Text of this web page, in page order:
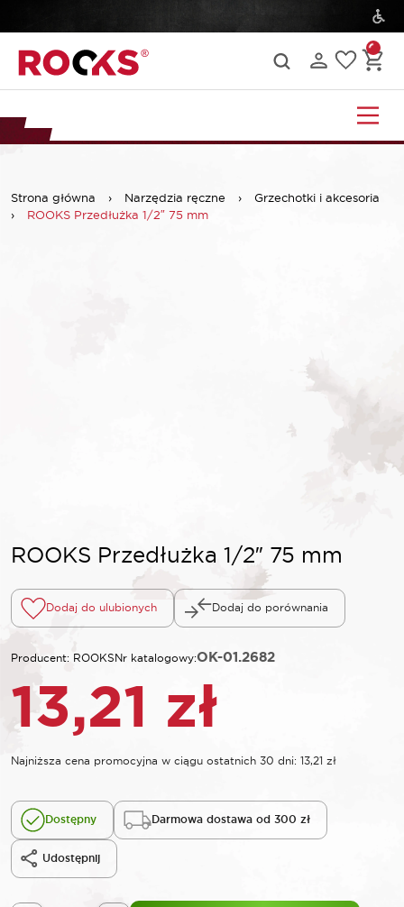
Strona główna › Narzędzia ręczne ›
Grzechotki i akcesoria
›
ROOKS Przedłużka 1/2″ 75 mm
ROOKS Przedłużka 1/2″ 75 mm
Dodaj do ulubionych Dodaj do porównania
Producent: ROOKSNr katalogowy:OK-01.2682
13,21 zł
Najniższa cena promocyjna w ciągu ostatnich 30 dni: 13,21 zł
Dostępny Darmowa dostawa od 300 zł
Udostępnij